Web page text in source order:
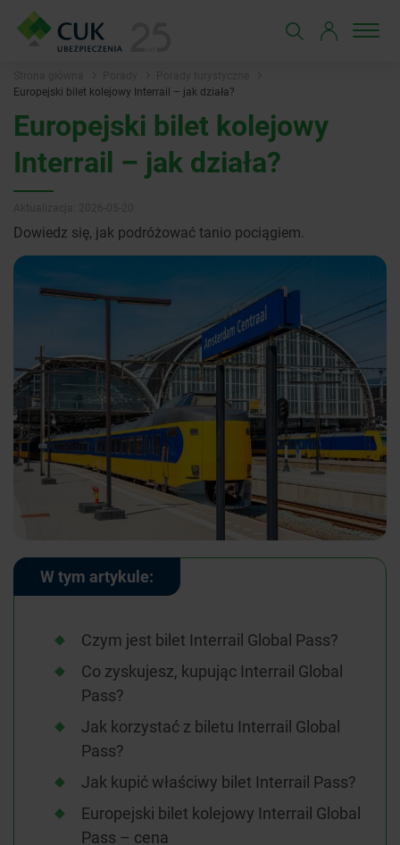
Europejski bilet kolejowy Interrail – jak działa?
Europejski bilet kolejowy
Interrail – jak działa?
Dowiedz się, jak podróżować tanio pociągiem.
W tym artykule:
Czym jest bilet Interrail Global Pass?
Co zyskujesz, kupując Interrail Global
Pass?
Jak korzystać z biletu Interrail Global
Pass?
Jak kupić właściwy bilet Interrail Pass?
Europejski bilet kolejowy Interrail Global
Pass – cena